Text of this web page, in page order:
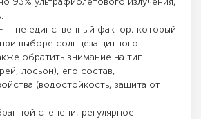
– не единственный фактор, который
выборе солнцезащитного
обратить внимание на тип
лосьон), его состав,
(водостойкость, защита от
степени, регулярное